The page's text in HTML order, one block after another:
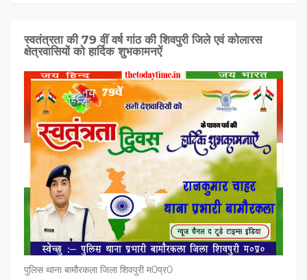
स्वतंत्रता की 79 वीं वर्ष गांठ की शिवपुरी जिले एवं कोलारस
क्षेत्रवासियों को हार्दिक शुभकामनऐं
पुलिस थाना बामौरकला जिला शिवपुरी म0प्र0